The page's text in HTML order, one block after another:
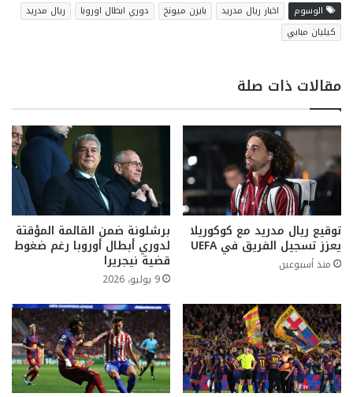
الوسوم اخبار ريال مدريد بايرن ميونخ دوري ابطال اوروبا
ريال مدريد
كيليان مبابي
مقالات ذات صلة
توقيع ريال مدريد مع كوكوريلا
يعزز تسجيل الفريق في UEFA
منذ أسبوعين
برشلونة ضمن القائمة المؤقتة
لدوري أبطال أوروبا رغم ضغوط
قضية نيجريرا
9 يوليو، 2026